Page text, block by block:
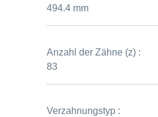
494.4 mm
Anzahl der Zähne (z) :
83
Verzahnungstyp :